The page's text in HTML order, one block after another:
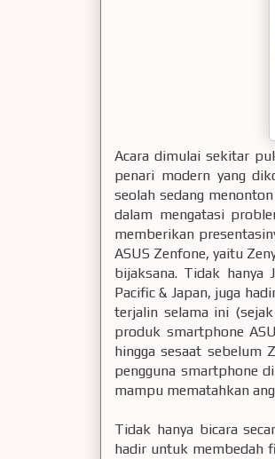
Acara dimulai sekitar
penari modern yang
seolah sedang
dalam mengatasi
memberikan
ASUS Zenfone, yaitu
bijaksana. Tidak hanya
Pacific & Japan, juga
terjalin selama ini
produk smartphone
hingga sesaat sebelum
pengguna smartphone
mampu mematahkan
Tidak hanya bicara
hadir untuk membedah